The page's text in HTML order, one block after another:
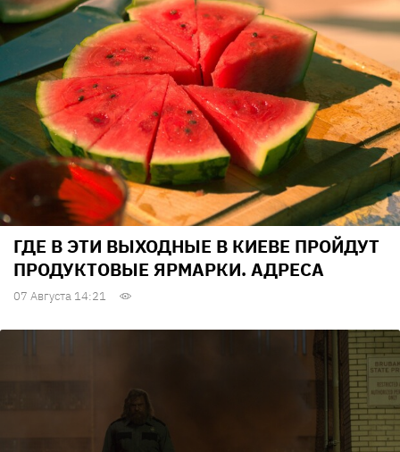
ГДЕ В ЭТИ ВЫХОДНЫЕ В КИЕВЕ ПРОЙДУТ
ПРОДУКТОВЫЕ ЯРМАРКИ. АДРЕСА
07 Августа 14:21